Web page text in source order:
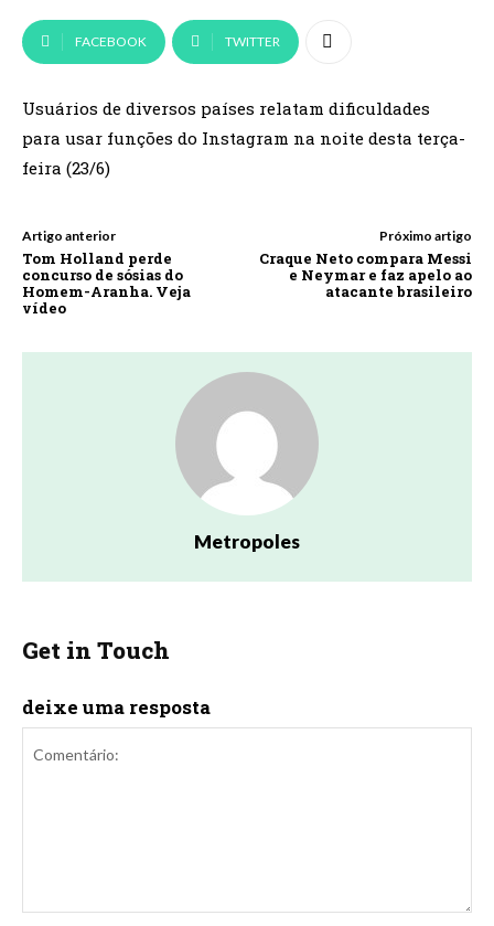
FACEBOOK TWITTER
Usuários de diversos países relatam dificuldades
para usar funções do Instagram na noite desta terça-
feira (23/6)
Artigo anterior
Tom Holland perde
concurso de sósias do
Homem-Aranha. Veja
vídeo
Próximo artigo
Craque Neto compara Messi
e Neymar e faz apelo ao
atacante brasileiro
Metropoles
Get in Touch
deixe uma resposta